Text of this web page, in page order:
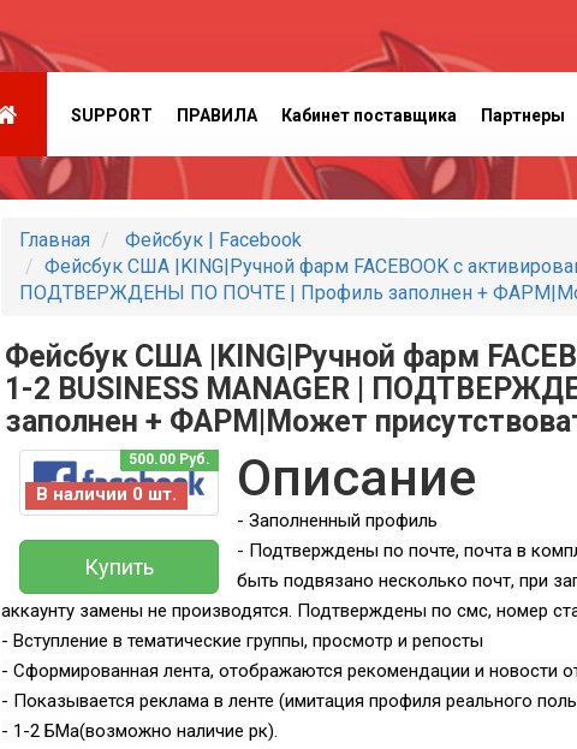
SUPPORT ПРАВИЛА Кабинет поставщика Партнеры
Главная
Фейсбук | Facebook
Фейсбук США |KING|Ручной фарм FACEBOOK с
ПОДТВЕРЖДЕНЫ ПО ПОЧТЕ | Профиль заполнен +
Фейсбук США |KING|Ручной фарм
1-2 BUSINESS MANAGER |
заполнен + ФАРМ|Может
В наличии 0 шт.
500.00 Руб.
Купить
Описание
- Заполненный профиль
- Подтверждены по почте, почта в
быть подвязано несколько почт, при
аккаунту замены не производятся. Подтверждены по смс, номер
- Вступление в тематические группы, просмотр и репосты
- Сформированная лента, отображаются рекомендации и новости
- Показывается реклама в ленте (имитация профиля реального
- 1-2 БМа(возможно наличие рк).